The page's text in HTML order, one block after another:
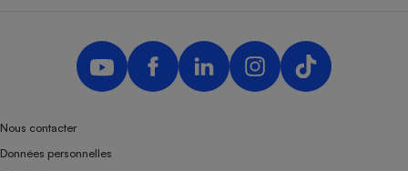
Nous contacter
Données personnelles